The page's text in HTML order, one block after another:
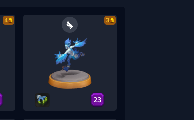
4 3
23